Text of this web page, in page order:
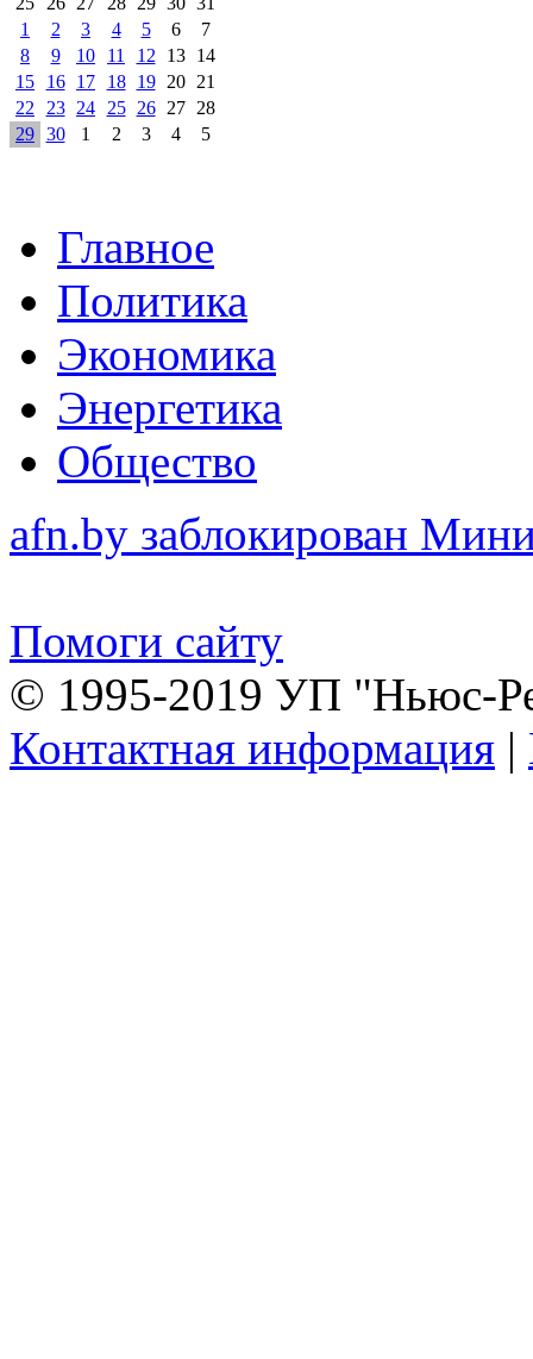
1
2 3 4 5 6
7
8
9 10 11 12 13
14
15
16 17 18 19 20
21
22
23 24 25 26 27
28
29 30 1 2 3 4 5
Главное
Политика
Экономика
Энергетика
Общество
afn.by заблокирован
Помоги сайту
© 1995-2019 УП "Ньюс-
Контактная информация |